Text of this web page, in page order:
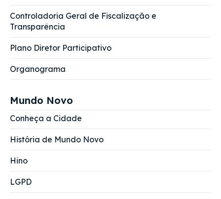
Controladoria Geral de Fiscalização e
Transparência
Plano Diretor Participativo
Organograma
Mundo Novo
Conheça a Cidade
História de Mundo Novo
Hino
LGPD